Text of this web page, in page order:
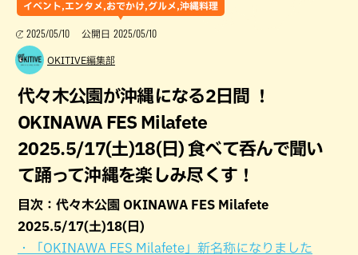
イベント,エンタメ,おでかけ,グルメ,沖縄料理
2025/05/10 公開日 2025/05/10
OKITIVE編集部
代々木公園が沖縄になる2日間 ！
OKINAWA FES Milafete
2025.5/17(土)18(日) 食べて呑んで聞い
て踊って沖縄を楽しみ尽くす！
目次：代々木公園 OKINAWA FES Milafete
2025.5/17(土)18(日)
・「OKINAWA FES Milafete」新名称になりました